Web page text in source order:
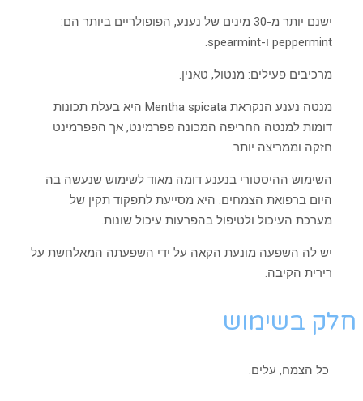
ישנם יותר מ-30 מינים של נענע, הפופולריים ביותר הם:
peppermint ו-spearmint.
מרכיבים פעילים: מנטול, טאנין.
מנטה נענע הנקראת Mentha spicata היא בעלת תכונות
דומות למנטה החריפה המכונה פפרמינט, אך הפפרמינט
חזקה וממריצה יותר.
השימוש ההיסטורי בנענע דומה מאוד לשימוש שנעשה בה
היום ברפואת הצמחים. היא מסייעת לתפקוד תקין של
מערכת העיכול ולטיפול בהפרעות עיכול שונות.
יש לה השפעה מונעת הקאה על ידי השפעתה המאלחשת על
רירית הקיבה.
חלק בשימוש
כל הצמח, עלים.